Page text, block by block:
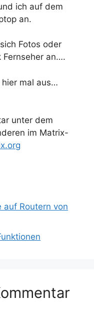
ich auf dem
an.
Fotos oder
Fernseher an….
hier mal aus…
unter dem
im Matrix-
auf Routern von